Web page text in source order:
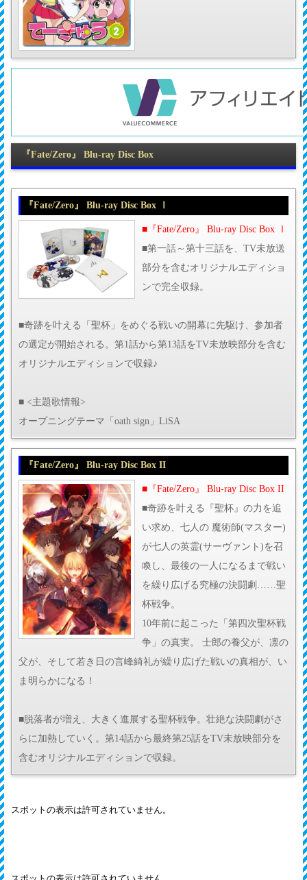
『Fate/Zero』 Blu-ray Disc Box
『Fate/Zero』 Blu-ray Disc Box Ⅰ
■『Fate/Zero』 Blu-ray Disc Box Ⅰ
■第一話～第十三話を、TV未放送
部分を含むオリジナルエディショ
ンで完全収録。
■奇跡を叶える「聖杯」をめぐる戦いの開幕に先駆け、参加者
の選定が開始される。第1話から第13話をTV未放映部分を含む
オリジナルエディションで収録♪
■ <主題歌情報>
オープニングテーマ「oath sign」LiSA
『Fate/Zero』 Blu-ray Disc Box II
■『Fate/Zero』 Blu-ray Disc Box II
■奇跡を叶える『聖杯』の力を追
い求め、七人の 魔術師(マスター)
が七人の英霊(サーヴァント)を召
喚し、最後の一人になるまで戦い
を繰り広げる究極の決闘劇……聖
杯戦争。
10年前に起こった「第四次聖杯戦
争」の真実。 士郎の養父が、凛の
父が、そして若き日の言峰綺礼が繰り広げた戦いの真相が、い
ま明らかになる！
■脱落者が増え、大きく進展する聖杯戦争。壮絶な決闘劇がさ
らに加熱していく。第14話から最終第25話をTV未放映部分を
含むオリジナルエディションで収録。